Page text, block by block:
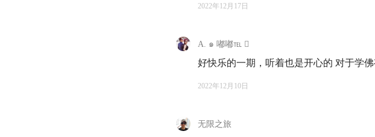
42:55你看见的是「窗口期」？还是那个人们
55:54不卷是为了保护大家和自己的创造力
59:44在互联网上发表观点是好事，但！互
🔗
2022年12月17日
A. ๑ 嘟嘟℡ 
好快乐的一期，听着也是开心的 对于学
2022年12月10日
无限之旅